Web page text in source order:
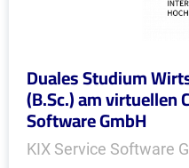
Duales Studium
(B.Sc.) am virtuellen
Software GmbH
KIX Service Software